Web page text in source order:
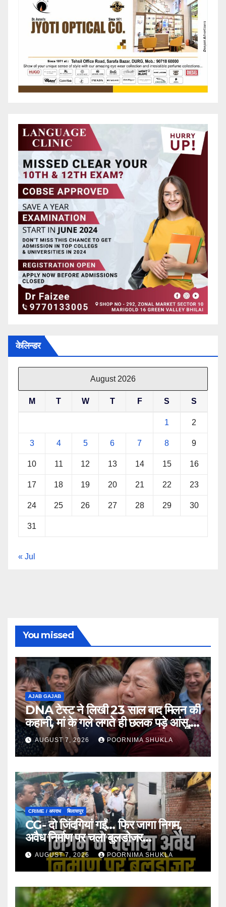
केलिन्डर
August 2026
M T W T F S S
1 2
3 4 5 6 7 8 9
10 11 12 13 14 15 16
17 18 19 20 21 22 23
24 25 26 27 28 29 30
31
« Jul
You missed
AJAB GAJAB
DNA टेस्ट ने लिखी 23 साल बाद मिलन की
कहानी, मां के गले लगते ही छलक पड़े आंसू,
भावुक कर देगी ये मुलाकात…
AUGUST 7, 2026 POORNIMA SHUKLA
CRIME / अपराध बिलासपुर
CG- दो जिंदगियां गईं… फिर जागा निगम,
अवैध निर्माण पर चला बुलडोजर…
AUGUST 7, 2026 POORNIMA SHUKLA